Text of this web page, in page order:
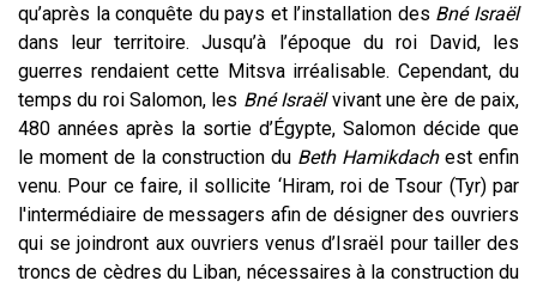
qu’après la conquête du pays et l’installation des Bné Israël
dans leur territoire. Jusqu’à l’époque du roi David, les
guerres rendaient cette Mitsva irréalisable. Cependant, du
temps du roi Salomon, les Bné Israëlvivant une ère de paix,
480 années après la sortie d’Égypte, Salomon décide que
le moment de la construction du Beth Hamikdachest enfin
venu. Pour ce faire, il sollicite ‘Hiram, roi de Tsour (Tyr) par
l'intermédiaire de messagers afin de désigner des ouvriers
qui se joindront aux ouvriers venus d’Israël pour tailler des
troncs de cèdres du Liban, nécessaires à la construction du